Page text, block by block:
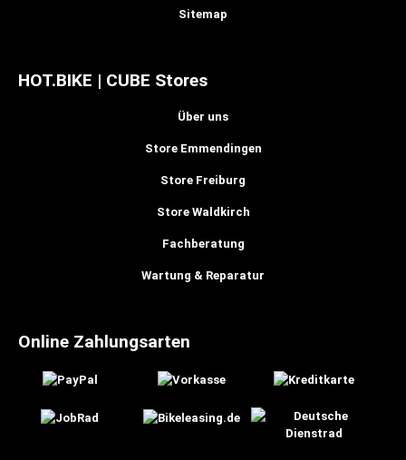
Sitemap
HOT.BIKE | CUBE Stores
Über uns
Store Emmendingen
Store Freiburg
Store Waldkirch
Fachberatung
Wartung & Reparatur
Online Zahlungsarten